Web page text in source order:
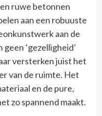
ruwe betonnen
aan een robuuste
aan de
‘gezelligheid’
versterken juist het
van de ruimte. Het
en de pure,
zo spannend maakt.